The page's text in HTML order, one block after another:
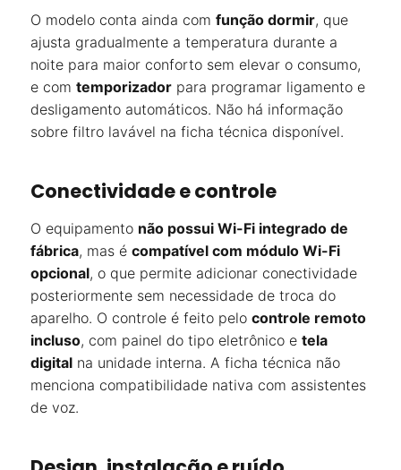
O modelo conta ainda com função dormir, que
ajusta gradualmente a temperatura durante a
noite para maior conforto sem elevar o consumo,
e com temporizador para programar ligamento e
desligamento automáticos. Não há informação
sobre filtro lavável na ficha técnica disponível.
Conectividade e controle
O equipamento não possui Wi-Fi integrado de
fábrica, mas é compatível com módulo Wi-Fi
opcional, o que permite adicionar conectividade
posteriormente sem necessidade de troca do
aparelho. O controle é feito pelo controle remoto
incluso, com painel do tipo eletrônico e tela
digital na unidade interna. A ficha técnica não
menciona compatibilidade nativa com assistentes
de voz.